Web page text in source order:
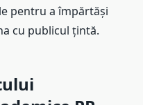
pentru a împărtăși
cu publicul țintă.